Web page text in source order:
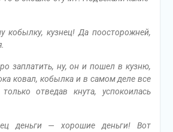
кобылку, кузнец! Да поосторожней,
заплатить, ну, он и пошел в кузню,
ковал, кобылка и в самом деле все
отведав кнута, успокоилась
деньги — хорошие деньги! Вот